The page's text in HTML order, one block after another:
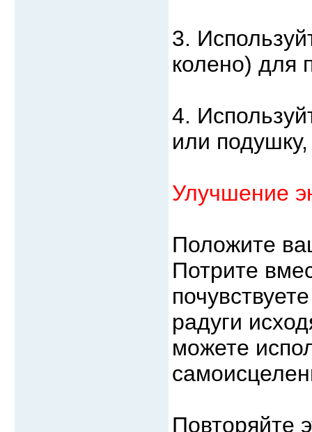
3.
колено) для
4.
или
Улучшение
Положите
Потрите
радуги
можете
Повторяйте